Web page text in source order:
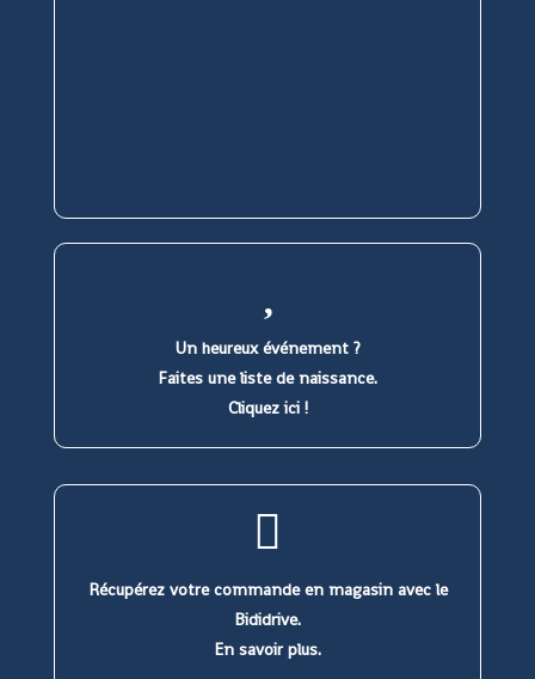
Un heureux événement ?
Faites une liste de naissance.
Cliquez ici !
Récupérez votre commande en magasin avec le
Bididrive.
En savoir plus.